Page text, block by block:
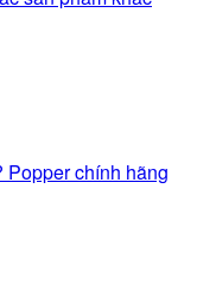
Popper chính hãng